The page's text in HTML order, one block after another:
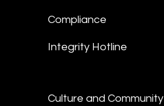
Compliance
Integrity Hotline
Culture and Community